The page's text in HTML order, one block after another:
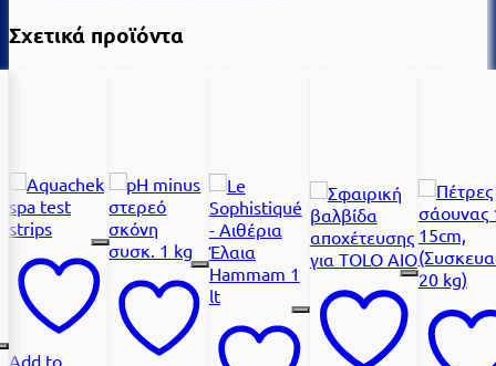
Σχετικά προϊόντα
Add to